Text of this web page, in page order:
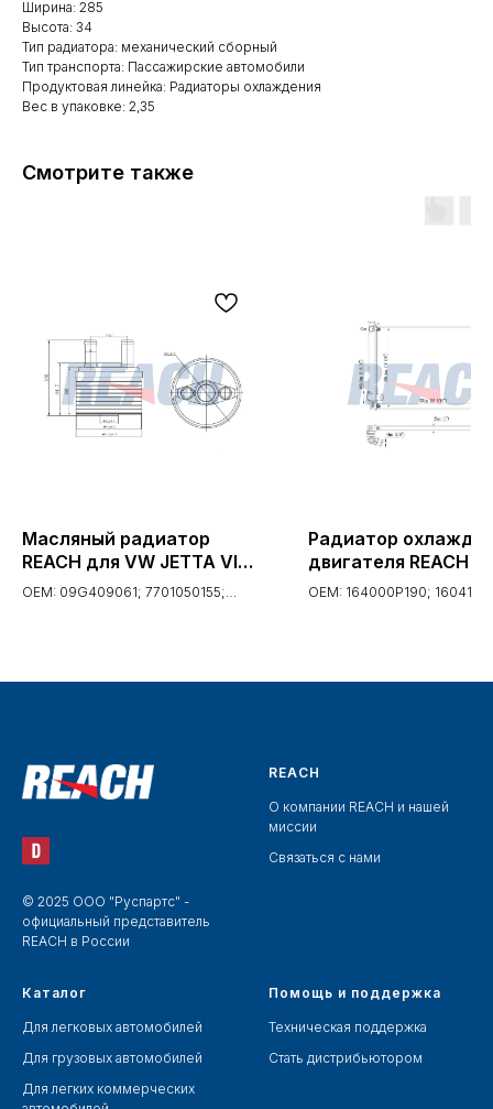
Ширина: 285
Высота: 34
Тип радиатора: механический сборный
Тип транспорта: Пассажирские автомобили
Продуктовая линейка: Радиаторы охлаждения
Вес в упаковке: 2,35
Смотрите также
Масляный радиатор
REACH для VW JETTA VI
(162) 1.6; 2010- (1.24.12015,
OEM: 09G409061; 7701050155;
Радиатор
двигателя REACH
LEXUS RX 350 3.5
OEM: 164000P190;
© 2025 ООО "Руспартс" -
официальный представитель
REACH в России
REACH
О компании REACH и нашей
миссии
Связаться с нами
Каталог
Для легковых автомобилей
Для грузовых автомобилей
Для легких коммерческих
Помощь и поддержка
Техническая поддержка
Стать дистрибьютором